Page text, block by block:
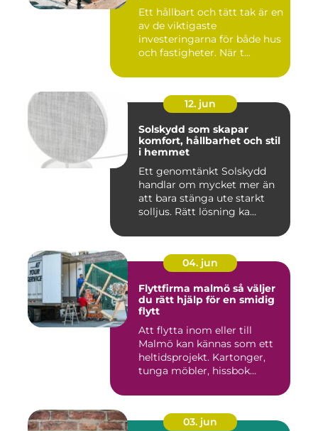
Ett hållbart och tätt tak är en
av de viktigaste
investeringarna för både hus
och fastigheter. När t...
12. jun
Solskydd som skapar
komfort, hållbarhet och stil
i hemmet
Ett genomtänkt Solskydd
handlar om mycket mer än
att bara stänga ute starkt
solljus. Rätt lösning ka...
04. jun
Flyttfirma malmö så väljer
du rätt hjälp för en smidig
flytt
Att flytta inom eller till
Malmö kan kännas som ett
heltidsprojekt. Kartonger,
tunga möbler, hissbok...
03. jun